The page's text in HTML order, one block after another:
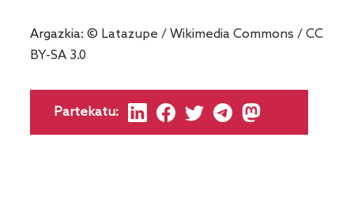
Argazkia: © Latazupe / Wikimedia Commons / CC
BY-SA 3.0
Partekatu: